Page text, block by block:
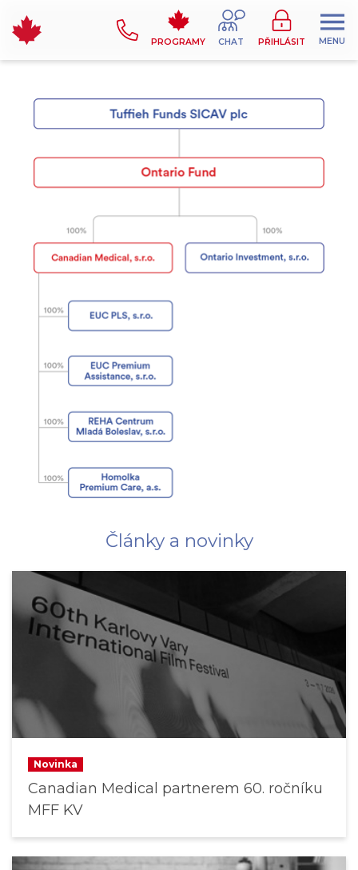
PROGRAMY CHAT PŘIHLÁSIT MENU
Články a novinky
Novinka
Canadian Medical partnerem 60. ročníku
MFF KV